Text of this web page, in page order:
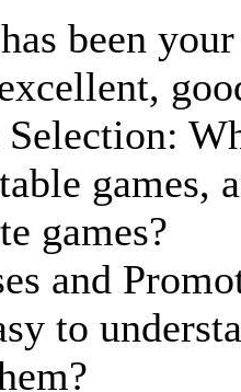
been
Selection:
games,
games?
and
to